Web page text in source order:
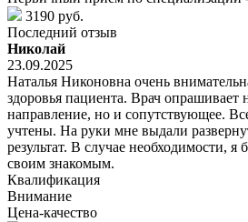
3190 руб.
Последний отзыв
Николай
23.09.2025
Наталья Никоновна очень
здоровья пациента. Врач опрашивает
направление, но и сопутствующее.
учтены. На руки мне выдали
результат. В случае необходимости, я
своим знакомым.
Квалификация
Внимание
Цена-качество